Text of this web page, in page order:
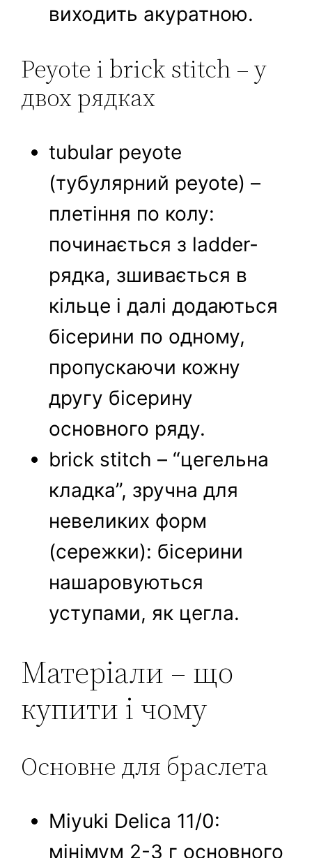
виходить акуратною.
Peyote і brick stitch – у
двох рядках
tubular peyote
(тубулярний peyote) –
плетіння по колу:
починається з ladder-
рядка, зшивається в
кільце і далі додаються
бісерини по одному,
пропускаючи кожну
другу бісерину
основного ряду.
brick stitch – “цегельна
кладка”, зручна для
невеликих форм
(сережки): бісерини
нашаровуються
уступами, як цегла.
Матеріали – що
купити і чому
Основне для браслета
Miyuki Delica 11/0:
мінімум 2-3 г основного